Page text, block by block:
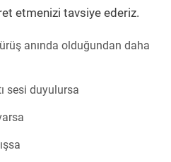
etmenizi tavsiye ederiz.
anında olduğundan daha
sesi duyulursa